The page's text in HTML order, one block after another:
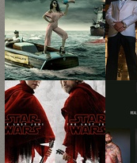
60 самых
запоминающихся
рекламных
принтов ...
к